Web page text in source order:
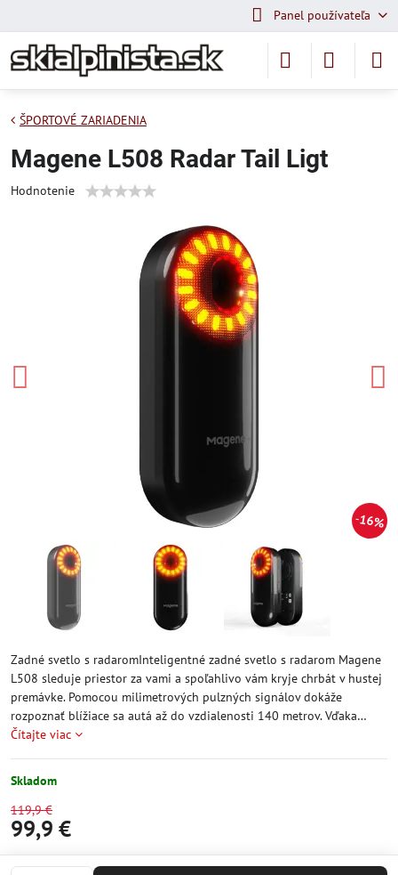
Panel používateľa
16%
ŠPORTOVÉ ZARIADENIA
Magene L508 Radar Tail Ligt
Hodnotenie
Zadné svetlo s radaromInteligentné zadné svetlo s radarom Magene
L508 sleduje priestor za vami a spoľahlivo vám kryje chrbát v hustej
premávke. Pomocou milimetrových pulzných signálov dokáže
rozpoznať blížiace sa autá až do vzdialenosti 140 metrov. Vďaka…
Čítajte viac
Skladom
119,9 €
99,9 €